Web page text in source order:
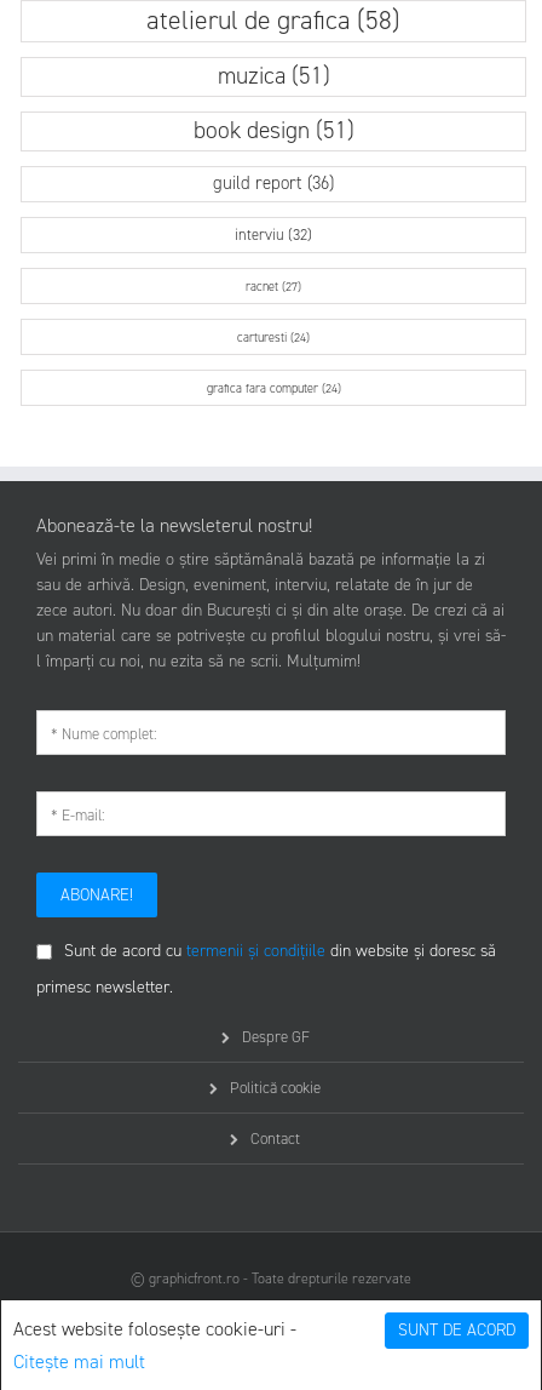
SUNT DE ACORD
Acest website folosește cookie-uri -
Citește mai mult
atelierul de grafica (58)
muzica (51)
book design (51)
guild report (36)
interviu (32)
racnet (27)
carturesti (24)
grafica fara computer (24)
Abonează-te la newsleterul nostru!
Vei primi în medie o știre săptămânală bazată pe informație la zi
sau de arhivă. Design, eveniment, interviu, relatate de în jur de
zece autori. Nu doar din București ci și din alte orașe. De crezi că ai
un material care se potrivește cu profilul blogului nostru, și vrei să-
l împarți cu noi, nu ezita să ne scrii. Mulțumim!
ABONARE!
Sunt de acord cu termenii și condițiile din website și doresc să
primesc newsletter.
Despre GF
Politică cookie
Contact
© graphicfront.ro - Toate drepturile rezervate